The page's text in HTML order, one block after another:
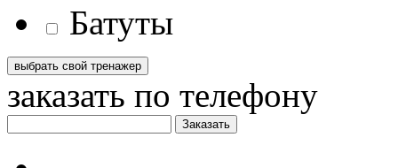
Батуты
заказать по телефону